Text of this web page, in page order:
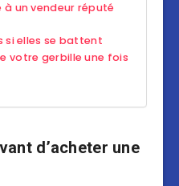
à un vendeur réputé
si elles se battent
votre gerbille une fois
d’acheter une